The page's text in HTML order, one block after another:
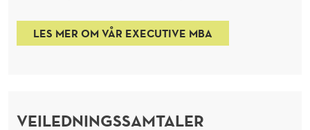
LES MER OM VÅR EXECUTIVE MBA
VEILEDNINGSSAMTALER